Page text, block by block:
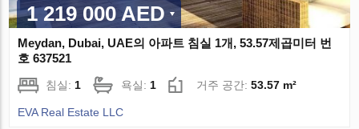
1 219 000 AED
Meydan, Dubai, UAE의 아파트 침실 1개, 53.57제곱미터 번
호 637521
침실: 1 욕실: 1 거주 공간:53.57 m²
EVA Real Estate LLC